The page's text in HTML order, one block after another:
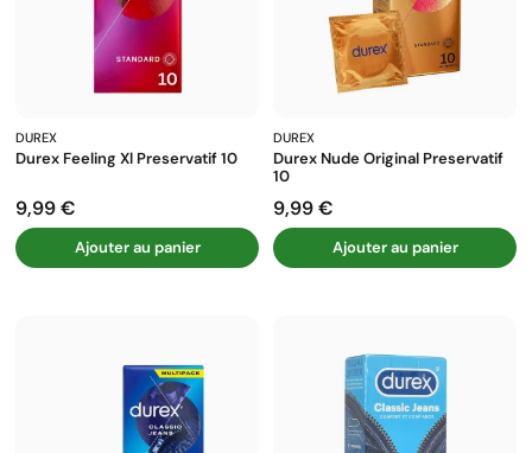
DUREX
Durex Feeling Xl Preservatif 10
Prix
9,99 €
Ajouter au panier
DUREX
Durex Nude Original Preservatif
10
Prix
9,99 €
Ajouter au panier